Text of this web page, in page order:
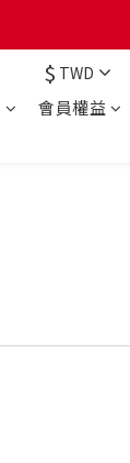
$ TWD
會員權益